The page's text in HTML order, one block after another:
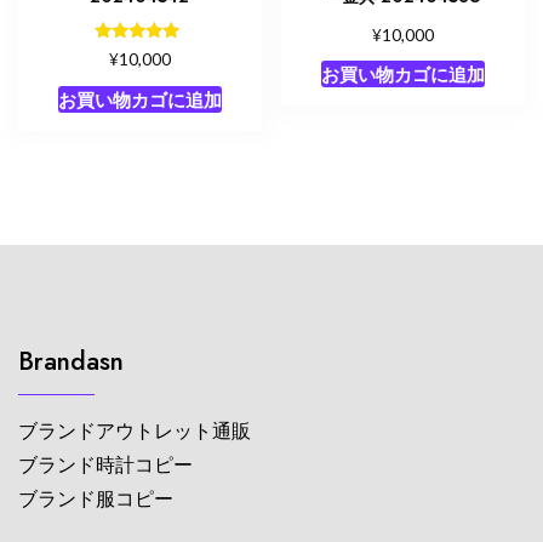
5段階中
5.00
の評価
¥10,000
お買い物カゴに追加
¥10,000
お買い物カゴに追加
Brandasn
ブランドアウトレット通販
ブランド時計コピー
ブランド服コピー